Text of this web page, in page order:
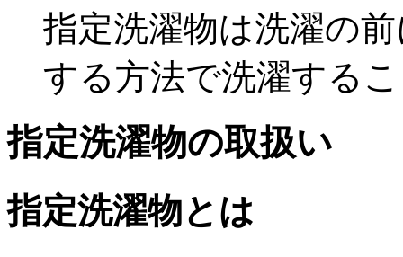
指定洗濯物は洗濯の
する方法で洗濯する
指定洗濯物の取扱い
指定洗濯物とは